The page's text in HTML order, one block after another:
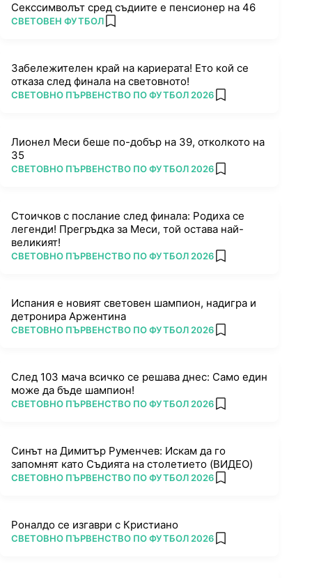
Секссимволът сред съдиите е пенсионер на 46
ПОВЕЧЕ ОТ
СВЕТОВЕН ФУТБОЛ add favorites
Забележителен край на кариерата! Ето кой се
отказа след финала на световното!
ПОВЕЧЕ ОТ
СВЕТОВНО ПЪРВЕНСТВО ПО ФУТБОЛ 2026 add favorites
Лионел Меси беше по-добър на 39, отколкото на
35
ПОВЕЧЕ ОТ
СВЕТОВНО ПЪРВЕНСТВО ПО ФУТБОЛ 2026 add favorites
Стоичков с послание след финала: Родиха се
легенди! Прегръдка за Меси, той остава най-
великият!
ПОВЕЧЕ ОТ
СВЕТОВНО ПЪРВЕНСТВО ПО ФУТБОЛ 2026 add favorites
Испания е новият световен шампион, надигра и
детронира Аржентина
ПОВЕЧЕ ОТ
СВЕТОВНО ПЪРВЕНСТВО ПО ФУТБОЛ 2026 add favorites
След 103 мача всичко се решава днес: Само един
може да бъде шампион!
ПОВЕЧЕ ОТ
СВЕТОВНО ПЪРВЕНСТВО ПО ФУТБОЛ 2026 add favorites
Синът на Димитър Руменчев: Искам да го
запомнят като Съдията на столетието (ВИДЕО)
ПОВЕЧЕ ОТ
СВЕТОВНО ПЪРВЕНСТВО ПО ФУТБОЛ 2026 add favorites
Роналдо се изгаври с Кристиано
ПОВЕЧЕ ОТ
СВЕТОВНО ПЪРВЕНСТВО ПО ФУТБОЛ 2026 add favorites